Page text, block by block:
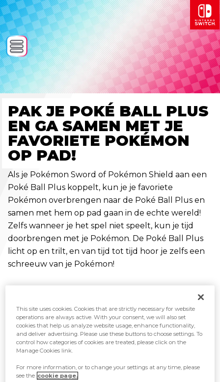
PAK JE POKÉ BALL PLUS
EN GA SAMEN MET JE
FAVORIETE POKÉMON
OP PAD!
Als je Pokémon Sword of Pokémon Shield aan een
Poké Ball Plus koppelt, kun je je favoriete
Pokémon overbrengen naar de Poké Ball Plus en
samen met hem op pad gaan in de echte wereld!
Zelfs wanneer je het spel niet speelt, kun je tijd
doorbrengen met je Pokémon. De Poké Ball Plus
licht op en trilt, en van tijd tot tijd hoor je zelfs een
schreeuw van je Pokémon!
This site uses cookies. Cookies that are strictly necessary for website
operations are always active. With your consent, we will also set
cookies that help us analyze website usage, enhance functionality,
and deliver advertising. Please use these buttons to choose settings. To
control how categories of cookies are treated, please click on the
Manage Cookies link.
For more information, or to change your settings at any time, please
see the cookie page.